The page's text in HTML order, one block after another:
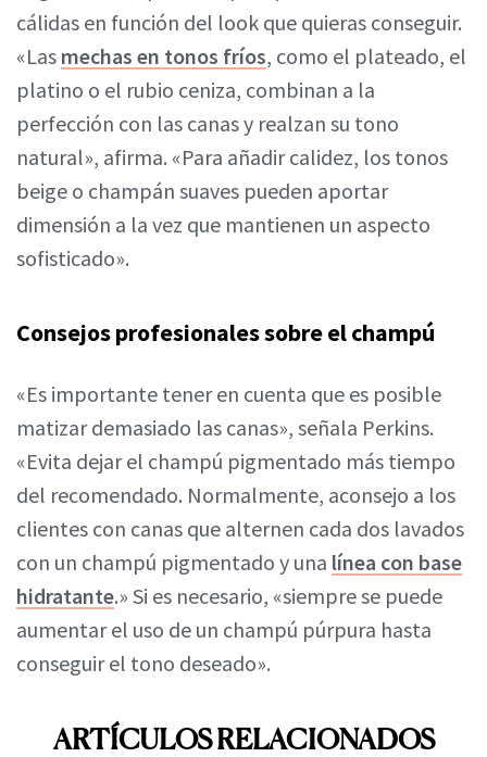
cálidas en función del look que quieras conseguir.
«Las mechas en tonos fríos, como el plateado, el
platino o el rubio ceniza, combinan a la
perfección con las canas y realzan su tono
natural», afirma. «Para añadir calidez, los tonos
beige o champán suaves pueden aportar
dimensión a la vez que mantienen un aspecto
sofisticado».
Consejos profesionales sobre el champú
«Es importante tener en cuenta que es posible
matizar demasiado las canas», señala Perkins.
«Evita dejar el champú pigmentado más tiempo
del recomendado. Normalmente, aconsejo a los
clientes con canas que alternen cada dos lavados
con un champú pigmentado y una línea con base
hidratante.» Si es necesario, «siempre se puede
aumentar el uso de un champú púrpura hasta
conseguir el tono deseado».
ARTÍCULOS RELACIONADOS